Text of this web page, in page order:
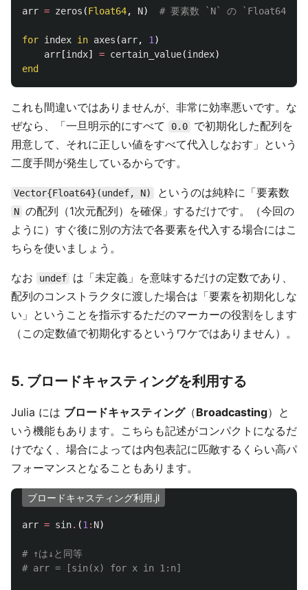
arr = zeros (Float64, N) # 要素数 `N` の `Float64` の1
for index in axes (arr, 1 )
arr [indx] = certain_value(index)
end
これも間違いではありませんが、非常に効率悪いです。な
ぜなら、「一旦明示的にすべて
0.0
で初期化した配列を
用意して、それに正しい値をすべて代入しなおす」という
二度手間が発生しているからです。
Vector{Float64}(undef, N) というのは純粋に「要素数
N の配列（1次元配列）を確保」するだけです。（今回の
ように）すぐ後に別の方法で各要素を代入する場合にはこ
ちらを使いましょう。
なお undef
は「未定義」を意味するだけの定数であり、
配列のコンストラクタに渡した場合は「要素を初期化しな
い」ということを指示するただのマーカーの役割をします
（この定数値で初期化するというワケではありません）。
5. ブロードキャスティングを利用する
Julia には ブロードキャスティング（Broadcasting）と
いう機能もあります。こちらも記述がコンパクトになるだ
けでなく、場合によっては内包表記に匹敵するくらい高パ
フォーマンスとなることもあります。
ブロードキャスティング利用.jl
arr = sin. (1 : N)
# ↑は↓と同等
# arr = [sin(x) for x in 1:n]